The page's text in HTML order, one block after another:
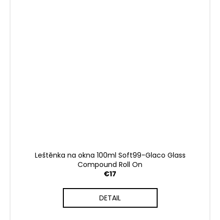
Leštěnka na okna 100ml Soft99-Glaco Glass
Compound Roll On
€17
DETAIL